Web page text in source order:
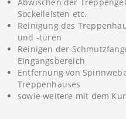
Sockelleisten etc.
Reinigung des
und -türen
Reinigen der
Eingangsbereich
Entfernung von
Treppenhauses
sowie weitere mit dem